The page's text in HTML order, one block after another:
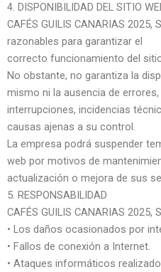
4. DISPONIBILIDAD DEL SITIO
CAFÉS GUILIS CANARIAS
razonables para garantizar el
correcto funcionamiento del
No obstante, no garantiza la
mismo ni la ausencia de errores,
interrupciones, incidencias
causas ajenas a su control.
La empresa podrá suspender
web por motivos de
actualización o mejora de sus
5. RESPONSABILIDAD
CAFÉS GUILIS CANARIAS
• Los daños ocasionados por
• Fallos de conexión a Internet.
• Ataques informáticos